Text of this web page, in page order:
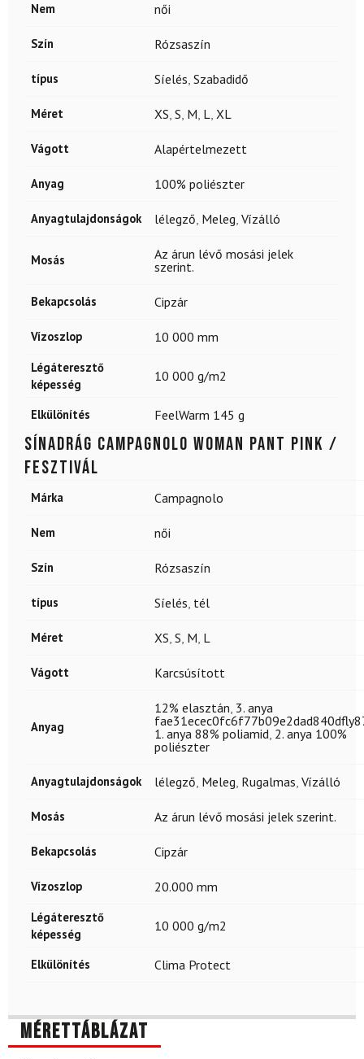
Nem női
Szín Rózsaszín
típus Síelés, Szabadidő
Méret XS, S, M, L, XL
Vágott Alapértelmezett
Anyag 100% poliészter
Anyagtulajdonságok lélegző, Meleg, Vízálló
Mosás
Az árun lévő mosási jelek
szerint.
Bekapcsolás Cipzár
Vízoszlop 10 000 mm
Légáteresztő
képesség
10 000 g/m2
Elkülönítés FeelWarm 145 g
Sínadrág CAMPAGNOLO Woman Pant Pink /
Fesztivál
Márka Campagnolo
Nem női
Szín Rózsaszín
típus Síelés, tél
Méret XS, S, M, L
Vágott Karcsúsított
Anyag
12% elasztán, 3. anya
1. anya 88% poliamid, 2. anya 100%
poliészter
Anyagtulajdonságok lélegző, Meleg, Rugalmas, Vízálló
Mosás Az árun lévő mosási jelek szerint.
Bekapcsolás Cipzár
Vízoszlop 20.000 mm
Légáteresztő
képesség
10 000 g/m2
Elkülönítés Clima Protect
Mérettáblázat